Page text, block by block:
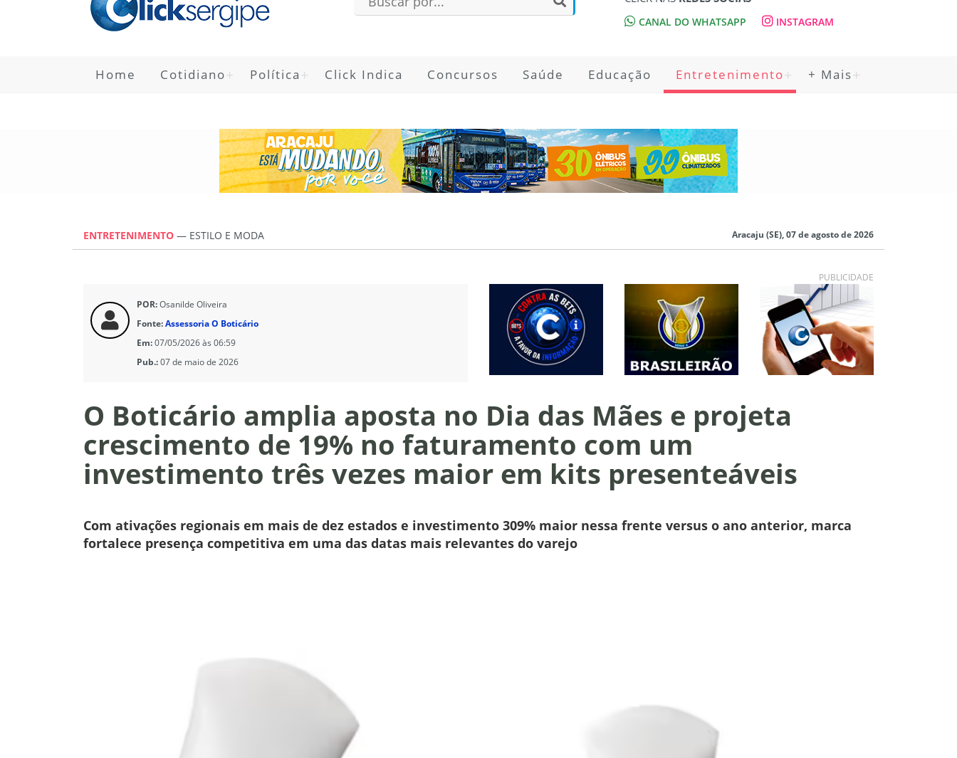
CANAL DO WHATSAPP INSTAGRAM
Home Cotidiano Política Click Indica Concursos Saúde Educação Entretenimento + Mais
ENTRETENIMENTO — ESTILO E MODA Aracaju (SE), 07 de agosto de 2026
PUBLICIDADE
POR:Osanilde Oliveira
Fonte:Assessoria O Boticário
Em:07/05/2026 às 06:59
Pub.:07 de maio de 2026
O Boticário amplia aposta no Dia das Mães e projeta
crescimento de 19% no faturamento com um
investimento três vezes maior em kits presenteáveis
Com ativações regionais em mais de dez estados e investimento 309% maior nessa frente versus o ano anterior, marca
fortalece presença competitiva em uma das datas mais relevantes do varejo